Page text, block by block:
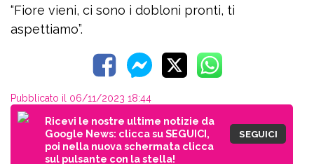
“Fiore vieni, ci sono i dobloni pronti, ti
aspettiamo”.
Pubblicato il 06/11/2023 18:44
Ricevi le nostre ultime notizie da
Google News: clicca su SEGUICI,
poi nella nuova schermata clicca
sul pulsante con la stella!
SEGUICI